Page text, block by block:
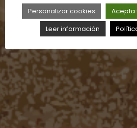
Personalizar cookies Acepta
Leer información